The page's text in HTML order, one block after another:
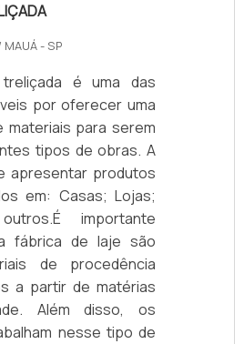
MAUÁ - SP
é uma das
por oferecer uma
para serem
tipos de obras. A
apresentar produtos
em: Casas; Lojas;
importante
fábrica de laje são
de procedência
a partir de matérias
Além disso, os
nesse tipo de